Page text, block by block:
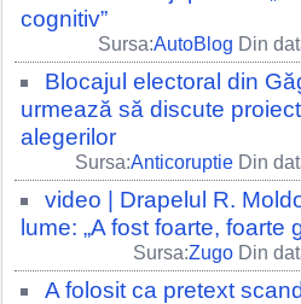
cognitiv”
Sursa:AutoBlog Din
Blocajul electoral din
urmează să discute
alegerilor
Sursa:Anticoruptie Din
video | Drapelul R.
lume: „A fost foarte, foarte
Sursa:Zugo Din
A folosit ca pretext